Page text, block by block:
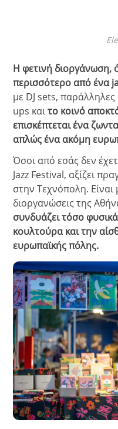
Η φετινή διοργάνωση,
περισσότερο από ένα
με DJ sets, παράλληλες
ups καιτο κοινό
επισκέπτεται ένα
απλώς ένα ακόμη
Όσοι από εσάς δεν
Jazz Festival, αξίζει
στην Τεχνόπολη. Είναι
διοργανώσεις της
συνδυάζει τόσο
κουλτούρα και την
ευρωπαϊκής πόλης.